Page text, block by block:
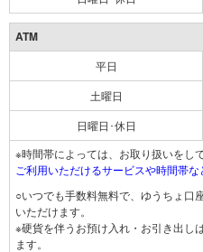
ATM
平日
土曜日
日曜日･休日
※時間帯によっては、お取り扱いをし
ご利用いただけるサービスや時間帯
○いつでも手数料無料で、ゆうちょ口
いただけます。
※硬貨を伴うお預け入れ・お引き出し
ます。